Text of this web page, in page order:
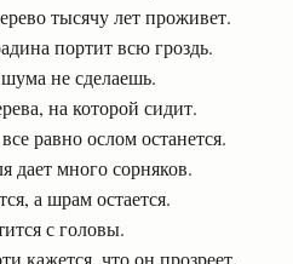
тысячу лет проживет.
портит всю гроздь.
не сделаешь.
на которой сидит.
равно ослом останется.
дает много сорняков.
а шрам остается.
с головы.
кажется, что он прозреет.